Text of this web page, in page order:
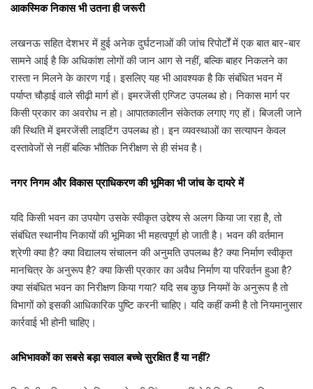
आकस्मिक निकास भी उतना ही जरूरी
लखनऊ सहित देशभर में हुई अनेक दुर्घटनाओं की जांच रिपोर्टों में एक बात बार-बार
सामने आई है कि अधिकांश लोगों की जान आग से नहीं, बल्कि बाहर निकलने का
रास्ता न मिलने के कारण गई। इसलिए यह भी आवश्यक है कि संबंधित भवन में
पर्याप्त चौड़ाई वाले सीढ़ी मार्ग हों। इमरजेंसी एग्जिट उपलब्ध हो। निकास मार्ग पर
किसी प्रकार का अवरोध न हो। आपातकालीन संकेतक लगाए गए हों। बिजली जाने
की स्थिति में इमरजेंसी लाइटिंग उपलब्ध हो। इन व्यवस्थाओं का सत्यापन केवल
दस्तावेजों से नहीं बल्कि भौतिक निरीक्षण से ही संभव है।
नगर निगम और विकास प्राधिकरण की भूमिका भी जांच के दायरे में
यदि किसी भवन का उपयोग उसके स्वीकृत उद्देश्य से अलग किया जा रहा है, तो
संबंधित स्थानीय निकायों की भूमिका भी महत्वपूर्ण हो जाती है। भवन की वर्तमान
श्रेणी क्या है? क्या विद्यालय संचालन की अनुमति उपलब्ध है? क्या निर्माण स्वीकृत
मानचित्र के अनुरूप है? क्या किसी प्रकार का अवैध निर्माण या परिवर्तन हुआ है?
क्या संबंधित भवन का निरीक्षण किया गया? यदि सब कुछ नियमों के अनुरूप है तो
विभागों को इसकी आधिकारिक पुष्टि करनी चाहिए। यदि कहीं कमी है तो नियमानुसार
कार्रवाई भी होनी चाहिए।
अभिभावकों का सबसे बड़ा सवाल बच्चे सुरक्षित हैं या नहीं?